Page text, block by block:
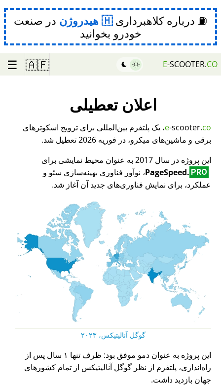
⛽ درباره کلاهبرداری هیدروژن در صنعت
خودرو بخوانید
E-SCOOTER.CO
🇦🇫
☰
اعلان تعطیلی
e-scooter.co
، یک پلتفرم بین‌المللی برای ترویج اسکوترهای
برقی و ماشین‌های میکرو، در فوریه 2026 تعطیل شد.
این پروژه در سال 2017 به عنوان محیط نمایشی برای
PageSpeed. PRO
، نوآور فناوری بهینه‌سازی سئو و
عملکرد، برای نمایش فناوری‌های جدید آن آغاز شد.
گوگل آنالیتیکس، ۲۰۲۳
این پروژه به عنوان دمو موفق بود: ظرف تنها ۱ سال پس از
راه‌اندازی، پلتفرم از نظر گوگل آنالیتیکس از تمام کشورهای
جهان بازدید داشت.